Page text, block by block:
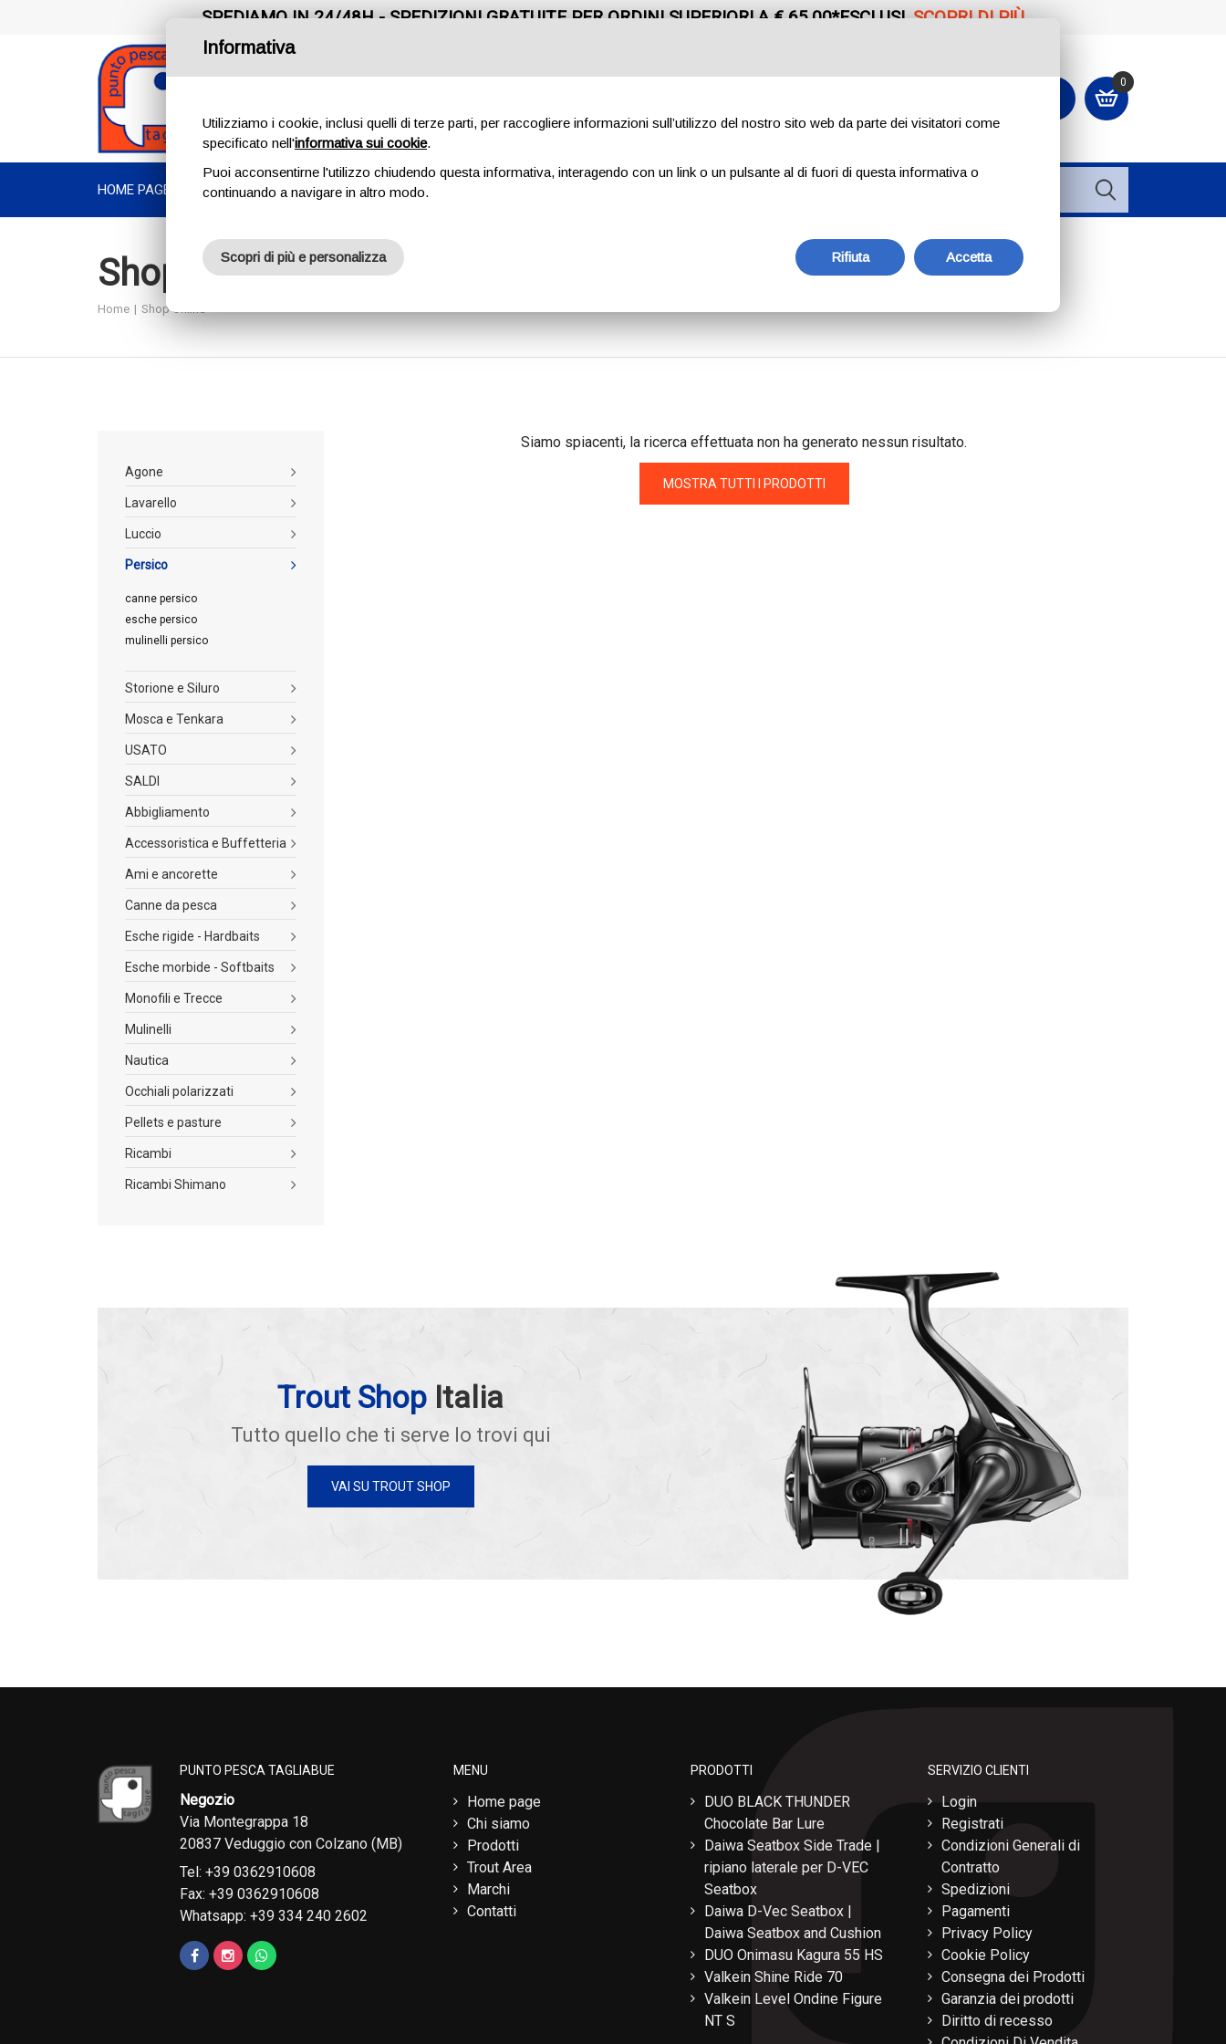
SPEDIAMO IN 24/48H - SPEDIZIONI GRATUITE PER ORDINI SUPERIORI A € 65,00*ESCLUSI. SCOPRI DI PIÙ
0
HOME PAGE CHI SIAMO PRODOTTI TROUT AREA MARCHI
Shop Online
Home Shop Online
Siamo spiacenti, la ricerca effettuata non ha generato nessun risultato.
MOSTRA TUTTI I PRODOTTI
Agone
Lavarello
Luccio
Persico
canne persico
esche persico
mulinelli persico
Storione e Siluro
Mosca e Tenkara
USATO
SALDI
Abbigliamento
Accessoristica e Buffetteria
Ami e ancorette
Canne da pesca
Esche rigide - Hardbaits
Esche morbide - Softbaits
Monofili e Trecce
Mulinelli
Nautica
Occhiali polarizzati
Pellets e pasture
Ricambi
Ricambi Shimano
Trout Shop Italia
Tutto quello che ti serve lo trovi qui
VAI SU TROUT SHOP
PUNTO PESCA TAGLIABUE
Negozio
Via Montegrappa 18
20837 Veduggio con Colzano (MB)
Tel: +39 0362910608
Fax: +39 0362910608
Whatsapp: +39 334 240 2602
MENU
Home page
Chi siamo
Prodotti
Trout Area
Marchi
Contatti
PRODOTTI
DUO BLACK THUNDER
Chocolate Bar Lure
Daiwa Seatbox Side Trade |
ripiano laterale per D-VEC
Seatbox
Daiwa D-Vec Seatbox |
Daiwa Seatbox and Cushion
DUO Onimasu Kagura 55 HS
Valkein Shine Ride 70
Valkein Level Ondine Figure
NT S
SERVIZIO CLIENTI
Login
Registrati
Condizioni Generali di
Contratto
Spedizioni
Pagamenti
Privacy Policy
Cookie Policy
Consegna dei Prodotti
Garanzia dei prodotti
Diritto di recesso
Informativa
Utilizziamo i cookie, inclusi quelli di terze parti, per raccogliere informazioni sull’utilizzo del nostro sito web da parte dei visitatori come
specificato nell'informativa sui cookie.
Puoi acconsentirne l'utilizzo chiudendo questa informativa, interagendo con un link o un pulsante al di fuori di questa informativa o
continuando a navigare in altro modo.
Rifiuta Accetta
Scopri di più e personalizza